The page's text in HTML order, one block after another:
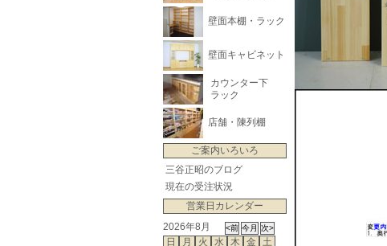
壁面本棚・ラック
壁面キャビネット
カウンター下
ラック
店舗・陳列棚
ご案内いろいろ
三谷正昭のブログ
現在の受注状況
営業日カレンダー
2026年8月
日
月 火 水 木 金 土